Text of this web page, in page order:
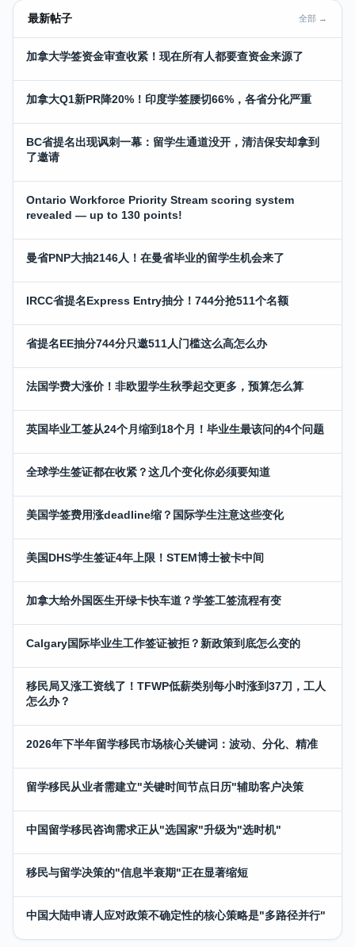
最新帖子 全部 →
加拿大学签资金审查收紧！现在所有人都要查资金来源了
加拿大Q1新PR降20%！印度学签腰切66%，各省分化严重
BC省提名出现讽刺一幕：留学生通道没开，清洁保安却拿到
了邀请
Ontario Workforce Priority Stream scoring system
revealed — up to 130 points!
曼省PNP大抽2146人！在曼省毕业的留学生机会来了
IRCC省提名Express Entry抽分！744分抢511个名额
省提名EE抽分744分只邀511人门槛这么高怎么办
法国学费大涨价！非欧盟学生秋季起交更多，预算怎么算
英国毕业工签从24个月缩到18个月！毕业生最该问的4个问题
全球学生签证都在收紧？这几个变化你必须要知道
美国学签费用涨deadline缩？国际学生注意这些变化
美国DHS学生签证4年上限！STEM博士被卡中间
加拿大给外国医生开绿卡快车道？学签工签流程有变
Calgary国际毕业生工作签证被拒？新政策到底怎么变的
移民局又涨工资线了！TFWP低薪类别每小时涨到37刀，工人
怎么办？
2026年下半年留学移民市场核心关键词：波动、分化、精准
留学移民从业者需建立"关键时间节点日历"辅助客户决策
中国留学移民咨询需求正从"选国家"升级为"选时机"
移民与留学决策的"信息半衰期"正在显著缩短
中国大陆申请人应对政策不确定性的核心策略是"多路径并行"